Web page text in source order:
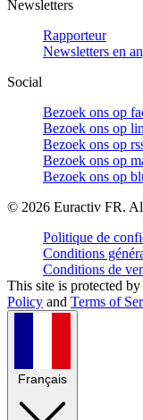
Newsletters
Rapporteur
Newsletters en
Social
Bezoek ons op
Bezoek ons op
Bezoek ons op
Bezoek ons op
Bezoek ons op
© 2026 Euractiv FR.
Politique de
Conditions
Conditions de
This site is protected
Policy and Terms of
Français